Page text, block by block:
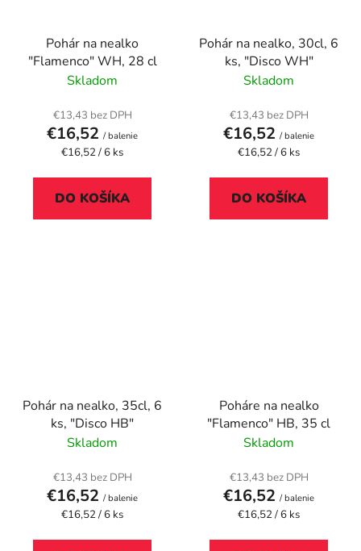
Pohár na nealko
"Flamenco" WH, 28 cl
Skladom
€13,43 bez DPH
€16,52 / balenie
Jednotková
€16,52 / 6 ks
DO KOŠÍKA
Pohár na nealko, 30cl, 6
ks, "Disco WH"
Skladom
€13,43 bez DPH
€16,52 / balenie
Jednotková
€16,52 / 6 ks
DO KOŠÍKA
Pohár na nealko, 35cl, 6
ks, "Disco HB"
Skladom
€13,43 bez DPH
€16,52 / balenie
Jednotková
€16,52 / 6 ks
Poháre na nealko
"Flamenco" HB, 35 cl
Skladom
€13,43 bez DPH
€16,52 / balenie
Jednotková
€16,52 / 6 ks